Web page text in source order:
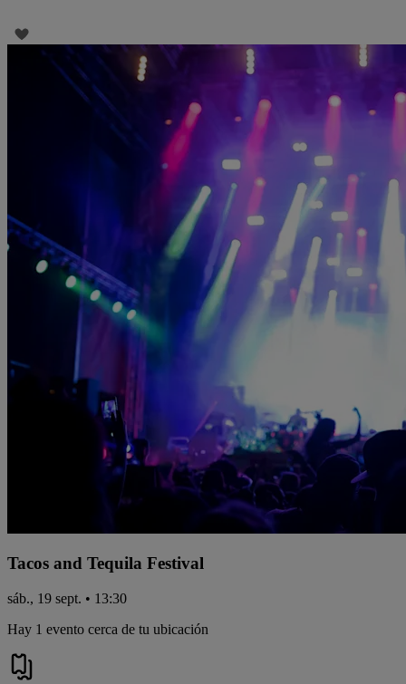
Tacos and Tequila Festival
sáb., 19 sept. • 13:30
Hay 1 evento cerca de tu ubicación